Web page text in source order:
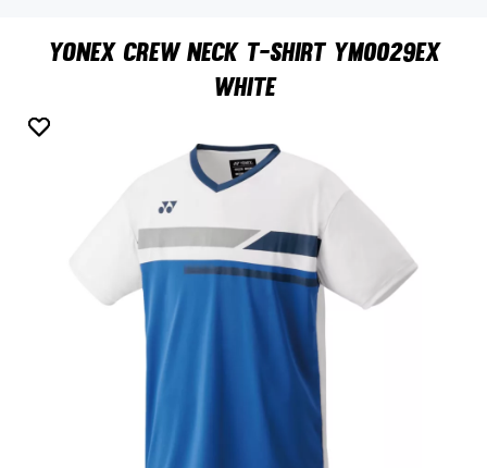
Yonex Crew Neck T-shirt YM0029EX
White